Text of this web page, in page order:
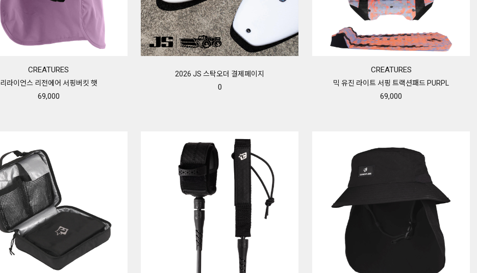
CREATURES
리라이언스 리전에어 서핑버킷 햇
69,000
2026 JS 스탁오더 결제페이지
0
CREATURES
믹 유진 라이트 서핑 트랙션패드 PURPL
69,000